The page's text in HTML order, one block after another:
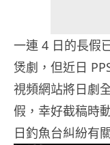
一連 4 日的長假
煲劇，但近日
視頻網站將日劇
假，幸好截稿時
日釣魚台糾紛有